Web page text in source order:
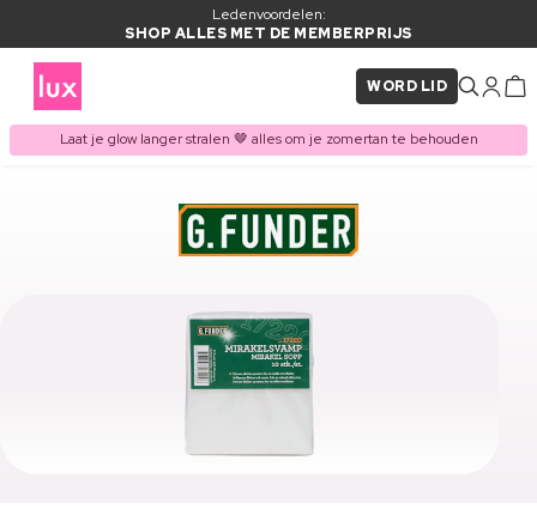
Ledenvoordelen:
SHOP ALLES MET DE MEMBERPRIJS
WORD LID
Laat je glow langer stralen 🤎 alles om je zomertan te behouden